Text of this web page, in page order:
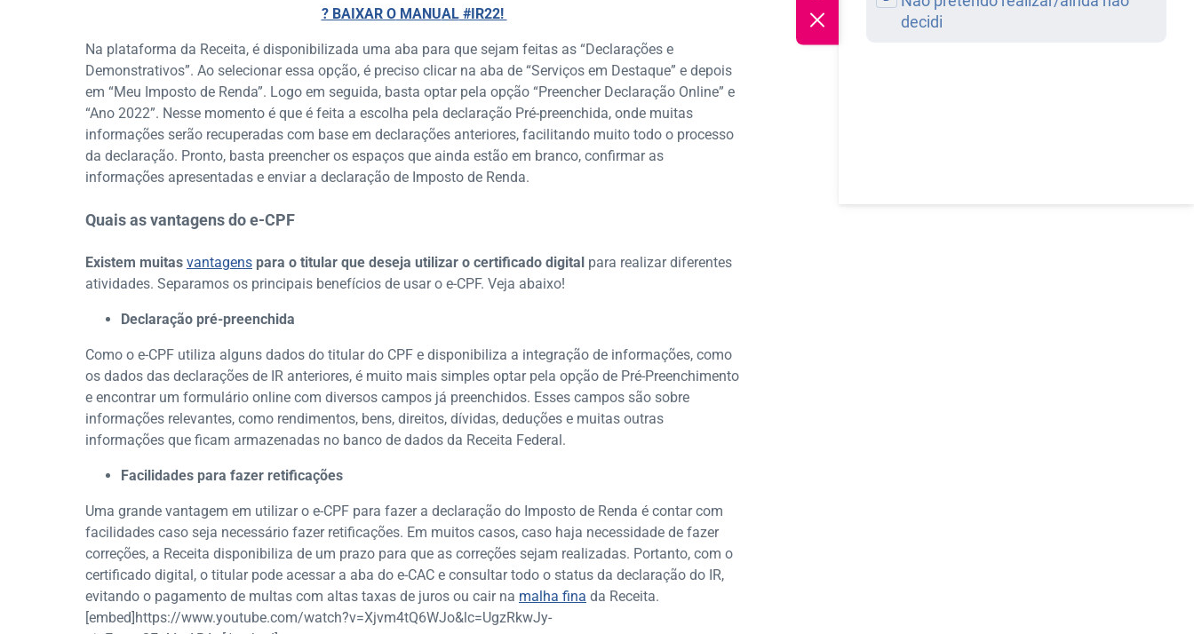
? BAIXAR OMANUAL#IR22!
Na plataforma da Receita, é disponibilizada uma aba para que sejam feitas as “Declarações e
Demonstrativos”. Ao selecionar essa opção, é preciso clicar na aba de “Serviços em Destaque” e depois
em “Meu Imposto de Renda”. Logo em seguida, basta optar pela opção “Preencher Declaração Online” e
“Ano 2022”. Nesse momento é que é feita a escolha pela declaração Pré-preenchida, onde muitas
informações serão recuperadas com base em declarações anteriores, facilitando muito todo o processo
da declaração. Pronto, basta preencher os espaços que ainda estão em branco, confirmar as
informações apresentadas e enviar a declaração de Imposto de Renda.
Quais as vantagens do e-CPF
Existem muitas vantagens para o titular que deseja utilizar o certificado digital para realizar diferentes
atividades. Separamos os principais benefícios de usar o e-CPF. Veja abaixo!
Declaração pré-preenchida
Como o e-CPF utiliza alguns dados do titular do CPF e disponibiliza a integração de informações, como
os dados das declarações de IR anteriores, é muito mais simples optar pela opção de Pré-Preenchimento
e encontrar um formulário online com diversos campos já preenchidos. Esses campos são sobre
informações relevantes, como rendimentos, bens, direitos, dívidas, deduções e muitas outras
informações que ficam armazenadas no banco de dados da Receita Federal.
Facilidades para fazer retificações
Uma grande vantagem em utilizar o e-CPF para fazer a declaração do Imposto de Renda é contar com
facilidades caso seja necessário fazer retificações. Em muitos casos, caso haja necessidade de fazer
correções, a Receita disponibiliza de um prazo para que as correções sejam realizadas. Portanto, com o
certificado digital, o titular pode acessar a aba do e-CAC e consultar todo o status da declaração do IR,
evitando o pagamento de multas com altas taxas de juros ou cair na malha fina da Receita.
[embed]https://www.youtube.com/watch?v=Xjvm4tQ6WJo&lc=UgzRkwJy-